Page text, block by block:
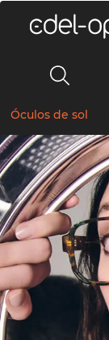
Óculos de sol